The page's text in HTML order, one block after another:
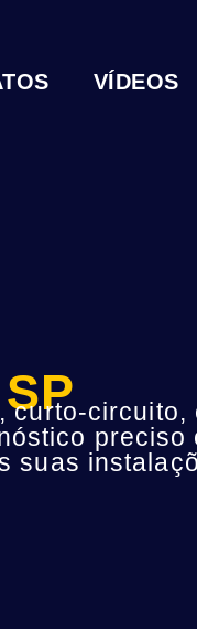
VÍDEOS
curto-circuito,
preciso
suas